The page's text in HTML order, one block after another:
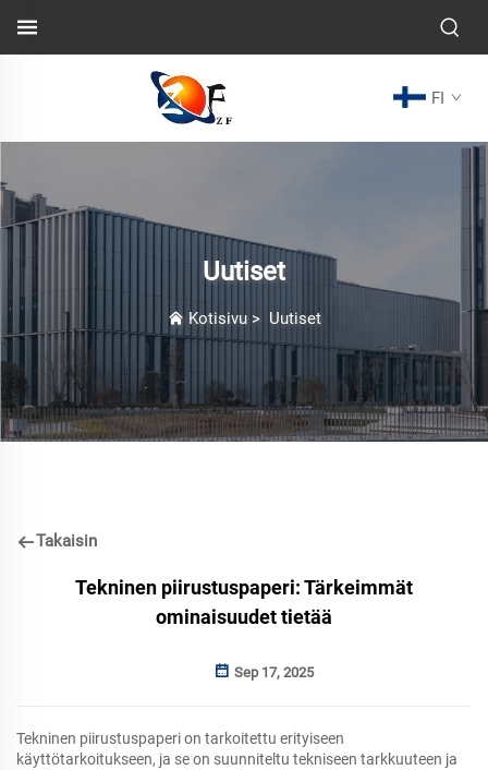
FI
Uutiset
Kotisivu> Uutiset
Takaisin
Tekninen piirustuspaperi: Tärkeimmät
ominaisuudet tietää
Sep 17, 2025
Tekninen piirustuspaperi on tarkoitettu erityiseen
käyttötarkoitukseen, ja se on suunniteltu tekniseen tarkkuuteen ja